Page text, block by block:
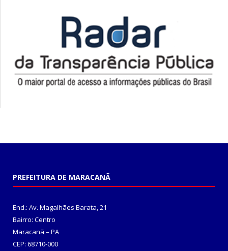
PREFEITURA DE MARACANÃ
End.: Av. Magalhães Barata, 21
Bairro: Centro
Maracanã – PA
CEP: 68710-000